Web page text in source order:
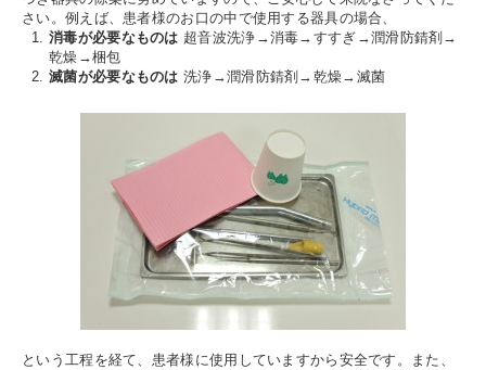
さい。例えば、患者様のお口の中で使用する器具の場合、
消毒が必要なものは 超音波洗浄→消毒→すすぎ→潤滑防錆剤→
乾燥→梱包
滅菌が必要なものは 洗浄→潤滑防錆剤→乾燥→滅菌
という工程を経て、患者様に使用していますから安全です。また、